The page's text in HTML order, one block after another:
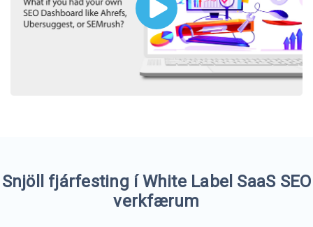
Snjöll fjárfesting í White Label SaaS SEO
verkfærum